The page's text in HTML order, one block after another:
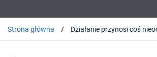
Strona główna